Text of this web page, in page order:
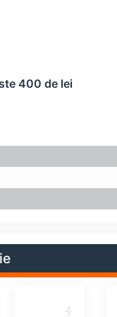
400 de lei